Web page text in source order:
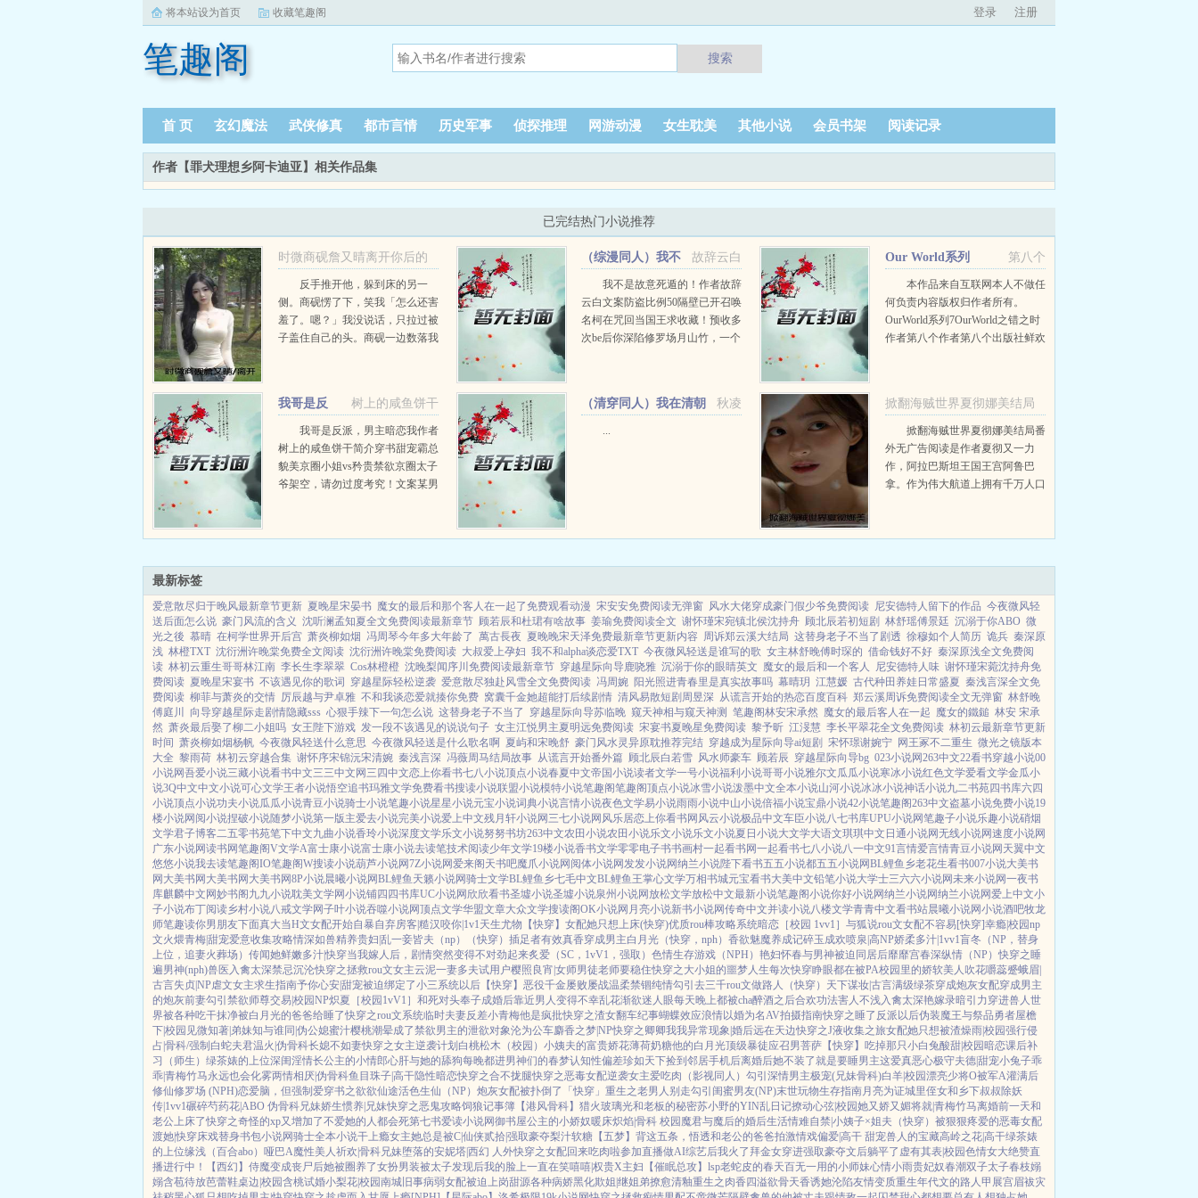
将本站设为首页 收藏笔趣阁 登录 注册
笔趣阁 搜索
首 页 玄幻魔法 武侠修真 都市言情 历史军事 侦探推理 网游动漫 女生耽美 其他小说 会员书架 阅读记录
作者【罪犬理想乡阿卡迪亚】相关作品集
已完结热门小说推荐
时微商砚詹又晴离开你后的
新生：结局+番外
时微商砚詹又晴
反手推开他，躲到床的另一
侧。商砚愣了下，笑我「怎么还害
羞了。嗯？」我没说话，只拉过被
子盖住自己的头。商砚一边数落我
故辞云白
（综漫同人）我不
是故意死遁的！+番外
我不是故意死遁的！作者故辞
云白文案防盗比例50隔壁已开召唤
名柯在咒回当国王求收藏！预收多
次be后你深陷修罗场月山竹，一个
但能不...
第八个
Our World系列
7《Our World之错之时》+番
外
本作品来自互联网本人不做任
何负责内容版权归作者所有。
OurWorld系列7OurWorld之错之时
作者第八个作者第八个出版社鲜欢
树上的咸鱼饼干
我哥是反
派，男主暗恋我+番外
我哥是反派，男主暗恋我作者
树上的咸鱼饼干简介穿书甜宠霸总
貌美京圈小姐vs矜贵禁欲京圈太子
爷架空，请勿过度考究！文案某男
数，最后成为全球首富。在男主一
秋凌
（清穿同人）我在清朝
...
掀翻海贼世界夏彻娜美结局
+番外
夏彻娜美
掀翻海贼世界夏彻娜美结局番
外无广告阅读是作者夏彻又一力
作，阿拉巴斯坦王国王宫阿鲁巴
拿。作为伟大航道上拥有千万人口
了不少，但阿拉巴斯坦王宫依旧非
最新标签
爱意散尽归于晚风最新章节更新 夏晚星宋晏书 魔女的最后和那个客人在一起了免费观看动漫 宋安安免费阅读无弹窗 风水大佬穿成豪门假少爷免费阅读 尼安德特人留下的作品 今夜微风轻
送后面怎么说 豪门风流的含义 沈听澜孟知夏全文免费阅读最新章节 顾若辰和杜珺有啥故事 姜瑜免费阅读全文 谢怀瑾宋宛镇北侯沈持舟 顾北辰若初短剧 林舒瑶傅景廷 沉溺于你ABO 微
光之後 慕晴 在柯学世界开后宫 萧炎柳如烟 冯周琴今年多大年龄了 萬古長夜 夏晚晚宋天泽免费最新章节更新内容 周诉郑云溪大结局 这替身老子不当了剧透 徐穆如个人简历 诡兵 秦深原
浅 林橙TXT 沈衍洲许晚棠免费全文阅读 沈衍洲许晚棠免费阅读 大叔爱上孕妇 我不和alpha谈恋爱TXT 今夜微风轻送是谁写的歌 女主林舒晚傅时琛的 借命钱好不好 秦深原浅全文免费阅
读 林初云重生哥哥林江南 李长生李翠翠 Cos林橙橙 沈晚梨闻序川免费阅读最新章节 穿越星际向导鹿哓雅 沉溺于你的眼睛英文 魔女的最后和一个客人 尼安德特人味 谢怀瑾宋菀沈持舟免
费阅读 夏晚星宋宴书 不该遇见你的歌词 穿越星际轻松逆袭 爱意散尽独赴风雪全文免费阅读 冯周婉 阳光照进青春里是真实故事吗 幕晴玥 江慧媛 古代种田养娃日常盛夏 秦浅言深全文免
费阅读 柳菲与萧炎的交情 厉辰越与尹卓雅 不和我谈恋爱就揍你免费 窝囊千金她超能打后续剧情 清风易散短剧周昱深 从谎言开始的热恋百度百科 郑云溪周诉免费阅读全文无弹窗 林舒晚
傅庭川
向导穿越星际走剧情隐藏sss 心狠手辣下一句怎么说 这替身老子不当了 穿越星际向导苏临晚 窥天神相与窥天神测 笔趣阁林安宋承然 魔女的最后客人在一起 魔女的鐵鎚 林安 宋承
然 萧炎最后娶了柳二小姐吗 女王陛下游戏 发一段不该遇见的说说句子 女主江悦男主夏明远免费阅读 宋宴书夏晚星免费阅读 黎予昕 江渂慧 李长平翠花全文免费阅读 林初云最新章节更新
时间 萧炎柳如烟杨帆 今夜微风轻送什么意思 今夜微风轻送是什么歌名啊 夏屿和宋晚舒 豪门风水灵异原耽推荐完结 穿越成为星际向导ai短剧 宋怀璟谢婉宁 网王冢不二重生 微光之镜版本
大全 黎雨荷 林初云穿越合集 谢怀序宋锦沅宋清婉 秦浅言深 冯薇周马结局故事 从谎言开始番外篇 顾北辰白若雪 风水师豪车 顾若辰 穿越星际向导bg 023小说网263中文22看书穿越小说00
小说网吾爱小说三藏小说看书中文三三中文网 三四中文恋上你看书七八小说顶点小说春夏中文帝国小说读者文学一号小说福利小说哥哥小说雅尔文瓜瓜小说寒冰小说红色文学爱看文学金瓜小
说3Q中文中文小说可心文学王者小说悟空追书玛雅文学免费看书搜读小说联盟小说模特小说笔趣阁笔趣阁顶点小说冰雪小说泼墨中文全本小说山河小说冰冰小说神话小说九二书苑四书库六四
小说顶点小说功夫小说瓜瓜小说青豆小说骑士小说笔趣小说星星小说元宝小说词典小说言情小说夜色文学易小说雨雨小说中山小说倍福小说宝鼎小说42小说笔趣阁263中文盗墓小说免费小说19
楼小说网阅小说捏破小说随梦小说第一版主爱去小说完美小说爱上中文残月轩小说网 三七小说网 风乐居恋上你看书网 风云小说极品中文车臣小说八七书库UPU小说网笔趣子小说乐趣小说硝烟
文学君子博客二五零书苑笔下中文九曲小说香玲小说深度文学乐文小说努努书坊263中文农田小说农田小说乐文小说乐文小说夏日小说大文学大语文琪琪中文 日通小说网无线小说网速度小说网
广东小说网读书网笔趣阁V文学A富士康小说富士康小说去读笔技术阅读少年文学19楼小说香书文学零零电子书书画村一起看书网一起看书七八小说八一中文91言情爱言情青豆小说网 天翼中文
悠悠小说我去读笔趣阁IO笔趣阁W搜读小说葫芦小说网7Z小说网爱来阁 天书吧魔爪小说网 阅体小说网发发小说网纳兰小说陛下看书五五小说都五五小说网BL鲤鱼乡老花生看书007小说大美书
网 大美书网 大美书网 大美书网8P小说晨曦小说网BL鲤鱼 天籁小说网骑士文学BL鲤鱼乡七毛中文BL鲤鱼王掌心文学万相书城元宝看书大美中文铅笔小说大学士三六六小说网未来小说网一夜书
库麒麟中文网妙书阁 九九小说耽美文学网小说铺四四书库UC小说网 欣欣看书圣墟小说圣墟小说泉州小说网放松文学放松中文最新小说笔趣阁小说你好小说网纳兰小说网纳兰小说网爱上中文小
子小说布丁阅读乡村小说八戒文学网子叶小说吞噬小说网顶点文学华盟文章大众文学搜读阁OK小说网 月亮小说新书小说网传奇中文并读小说八楼文学青青中文看书站晨曦小说网小说酒吧牧龙
师笔趣读你男朋友下面真大当H文女配开始自暴自弃房客|糙汉咬你|1v1天生尤物【快穿】 女配她只想上床(快穿)优质rou棒攻略系统暗恋［校园 1vv1］ 与狐说rou文女配不容易[快穿]幸瘾|校园np
文火煨青梅|甜宠爱意收集攻略情深如兽精养贵妇|乱一妾皆夫（np） （快穿）插足者有效真香穿成男主白月光（快穿，nph） 香欲魅魔养成记碎玉成欢喷泉|高NP娇柔多汁|1vv1盲冬（NP，替身
上位，追妻火葬场） 传闻她鲜嫩多汁|快穿当我嫁人后，剧情突然变得不对劲起来炙爱（SC，1vV1，强取） 色情生存游戏（NPH） 艳妇怀春与男神被迫同居后靡靡宫春深纵情（NP）快穿之睡
遍男神(nph)兽医 入禽太深禁忌沉沦快穿之拯救rou文女主云泥一妻多夫试用户樱照良宵|女师男徒老师要稳住快穿之大小姐的噩梦人生每次快穿睁眼都在被PA校园里的娇软美人 吹花嚼蕊蹙蛾眉|
古言失贞|NP虐文女主求生指南予你心安|甜宠被迫绑定了小三系统以后【快穿】 恶役千金屡败屡战温柔禁锢纯情勾引 去三千rou文做路人（快穿） 天下谋妆|古言满级绿茶穿成炮灰女配穿成男主
的炮灰前妻勾引禁欲师尊交易|校园NP炽夏［校园1vV1］ 和死对头奉子成婚后靠近男人变得不幸乱花渐欲迷人眼每天晚上都被cha醉酒之后合欢功法害人不浅入禽太深艳嫁录暗引力穿进兽人世
界被各种吃干抹净被白月光的爸爸给睡了快穿之rou文系统临时夫妻反差小青梅他是疯批快穿之渣女翻车纪事蝴蝶效应浪情以婚为名AV拍摄指南快穿之睡了反派以后伪装魔王与祭品勇者屋檐
下|校园 见微知著|弟妹知与谁同|伪公媳蜜汁樱桃潮晕成了禁欲男主的泄欲对象沦为公车麝香之梦|NP快穿之卿卿我我异常现象|婚后远在天边快穿之J液收集之旅女配她只想被渣燥雨|校园强行侵
占|骨科/强制 白蛇夫君温火|伪骨科长媳不如妻快穿之女主逆袭计划 白桃松木（校园） 小姨夫的富贵娇花薄荷奶糖他的白月光顶级暴徒应召男菩萨 【快穿】吃掉那只小白兔酸甜|校园暗恋课后补
习（师生） 绿茶婊的上位深闺淫情长公主的小情郎心肝与她的舔狗每晚都进男神们的春梦认知性偏差珍如天下捡到邻居手机后离婚后她不装了就是要睡男主这爱真恶心极守夫德|甜宠小兔子乖
乖|青梅竹马永远也会化雾两情相厌|伪骨科鱼目珠子|高干隐性暗恋快穿之合不拢腿快穿之恶毒女配逆袭女主爱吃肉 （影视同人）勾引深情男主极宠(兄妹骨科)白羊|校园漂亮少将O被军A灌满后
修仙修罗场 (NPH)恋爱脑，但强制爱穿书之欲欲仙途活色生仙（NP） 炮灰女配被扑倒了「快穿」 重生之老男人别走勾引闺蜜男友(NP)末世玩物生存指南月亮为证城里侄女和乡下叔叔除妖
传|1vv1碾碎芍药花|ABO 伪骨科兄妹娇生惯养|兄妹快穿之恶鬼攻略饲狼记事簿 【港风骨科】猎火玻璃光和老板的秘密苏小野的YIN乱日记撩动心弦|校园她又娇又媚将就|青梅竹马离婚前一天和
老公上床了快穿之奇怪的xp又增加了不爱她的人都会死第七书爱读小说网御书屋公主的小娇奴暖床炽焰|骨科 校园 魔君与魔后的婚后生活情难自禁|小姨子×姐夫 （快穿）被狠狠疼爱的恶毒女配
渡她|快穿床戏替身书包小说网骑士全本小说干上瘾女主她总是被C|仙侠贰拾|强取豪夺梨汁软糖 【五梦】背这五条，悟透和老公的爸爸拍激情戏偏爱|高干 甜宠兽人的宝藏高岭之花|高干绿茶婊
的上位缘浅（百合abo）哑巴A魔性美人祈欢|骨科兄妹堕落的安妮塔|西幻 人外快穿之女配回来吃肉啦参加直播做AI综艺后我火了 拜金女穿进强取豪夺文后躺平了 虚有其表|校园色情女大绝赞直
播进行中！
【西幻】侍魔变成丧尸后她被圈养了女扮男装被太子发现后我的脸上一直在笑嘻嘻|权贵X主妇 【催眠总攻】lsp老蛇皮的春天百无一用的小师妹心情小雨贵妃奴春潮双子太子春枝嫋
嫋含苞待放芭蕾鞋桌边|校园含桃试婚小梨花|校园南城旧事病弱女配被迫上岗甜源各种病娇黑化欺姐|继姐弟撩愈清釉重生之肉香四溢欲骨天香诱她沦陷友情变质重生年代文的路人甲 展宫眉袚灾